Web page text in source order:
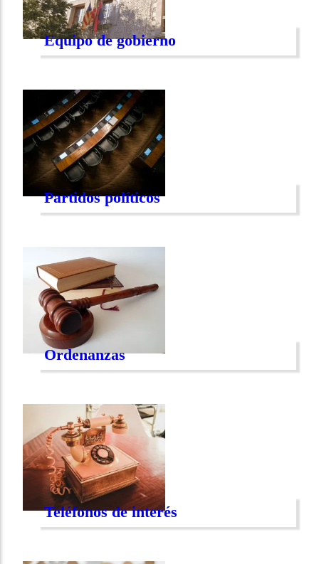
Equipo de gobierno
Partidos políticos
Ordenanzas
Teléfonos de interés